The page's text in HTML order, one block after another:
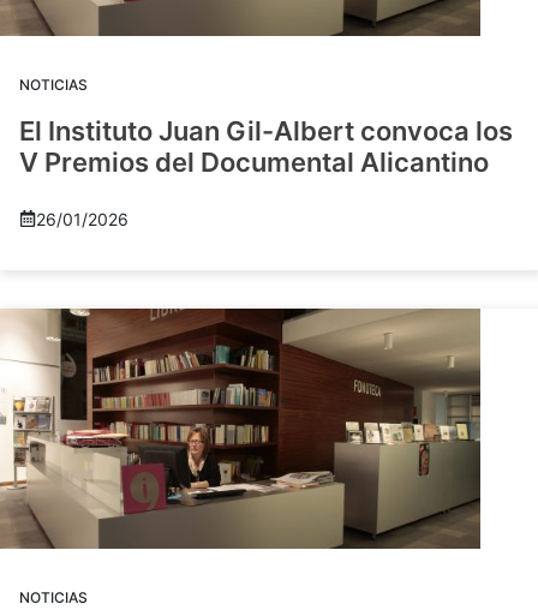
NOTICIAS
El Instituto Juan Gil-Albert convoca los
V Premios del Documental Alicantino
26/01/2026
NOTICIAS